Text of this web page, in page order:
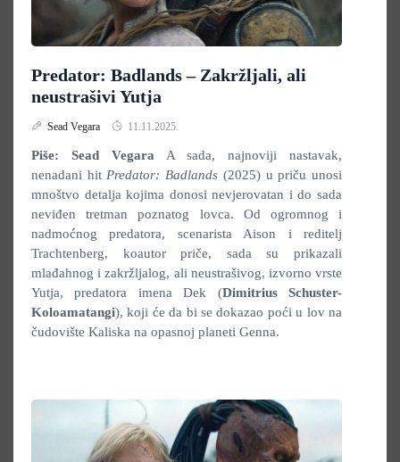
Predator: Badlands – Zakržljali, ali
neustrašivi Yutja
Sead Vegara 11.11.2025.
Piše: Sead Vegara A sada, najnoviji nastavak,
nenadani hit Predator: Badlands (2025) u priču unosi
mnoštvo detalja kojima donosi nevjerovatan i do sada
neviđen tretman poznatog lovca. Od ogromnog i
nadmoćnog predatora, scenarista Aison i reditelj
Trachtenberg, koautor priče, sada su prikazali
mlađahnog i zakržljalog, ali neustrašivog, izvorno vrste
Yutja, predatora imena Dek (Dimitrius Schuster-
Koloamatangi), koji će da bi se dokazao poći u lov na
čudovište Kaliska na opasnoj planeti Genna.